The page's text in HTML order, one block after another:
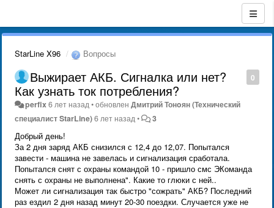
StarLine X96 Вопросы
0
Выжирает АКБ. Сигналка или нет?
Как узнать ток потребления?
perfix6 лет назад •обновленДмитрий Тонoян (Технический
специалист StarLine)6 лет назад • 3
Добрый день!
За 2 дня заряд АКБ снизился с 12,4 до 12,07. Попытался
завести - машина не завелась и сигнализация сработала.
Попытался снят с охраны командой 10 - пришло смс ЭКоманда
снять с охраны не выполнена". Какие то глюки с ней..
Может ли сигнализация так быстро "сожрать" АКБ? Последний
раз ездил 2 дня назад минут 20-30 поездки. Случается уже не